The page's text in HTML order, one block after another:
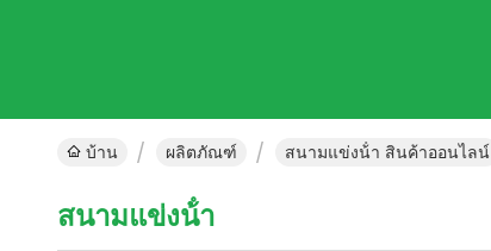
บ้าน ผลิตภัณฑ์ สนามแข่งน้ํา สินค้าออนไลน์
สนามแข่งน้ํา